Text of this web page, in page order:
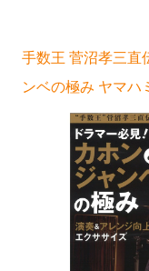
手数王 菅沼孝三直
ンベの極み ヤマ